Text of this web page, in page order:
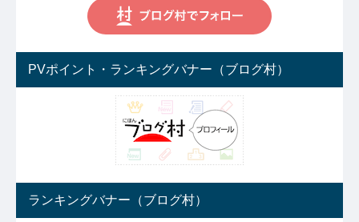
PVポイント・ランキングバナー（ブログ村）
ランキングバナー（ブログ村）